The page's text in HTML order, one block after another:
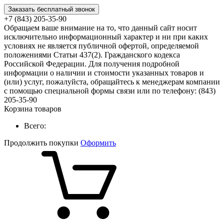
Заказать бесплатный звонок
+7 (843) 205-35-90
Обращаем ваше внимание на то, что данный сайт носит
исключительно информационный характер и ни при каких
условиях не является публичной офертой, определяемой
положениями Статьи 437(2). Гражданского кодекса
Российской Федерации. Для получения подробной
информации о наличии и стоимости указанных товаров и
(или) услуг, пожалуйста, обращайтесь к менеджерам компании
с помощью специальной формы связи или по телефону: (843)
205-35-90
Корзина товаров
Всего:
Продолжить покупки Оформить